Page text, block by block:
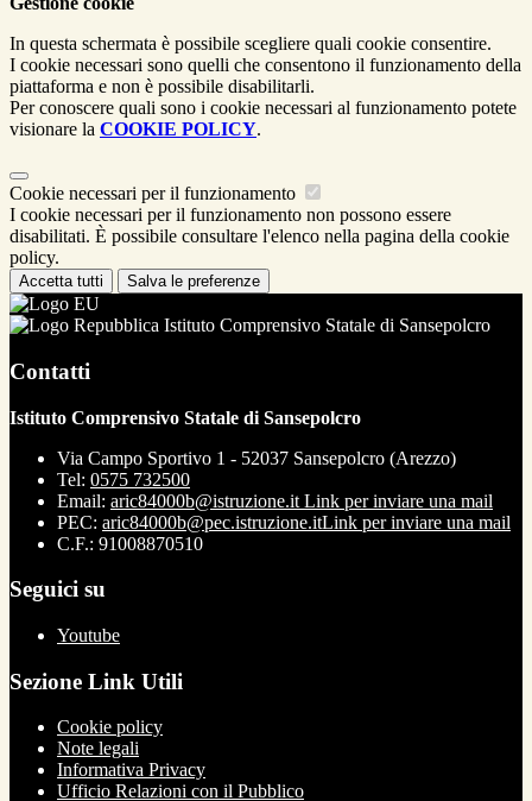
In questa schermata è possibile scegliere quali cookie consentire.
I cookie necessari sono quelli che consentono il funzionamento della
piattaforma e non è possibile disabilitarli.
Per conoscere quali sono i cookie necessari al funzionamento potete
visionare la COOKIE POLICY.
Cookie necessari per il funzionamento
I cookie necessari per il funzionamento non possono essere
disabilitati. È possibile consultare l'elenco nella pagina della cookie
policy.
Accetta tutti Salva le preferenze
Istituto Comprensivo Statale di Sansepolcro
Contatti
Istituto Comprensivo Statale di Sansepolcro
Via Campo Sportivo 1 - 52037 Sansepolcro (Arezzo)
Tel: 0575 732500
Email: aric84000b@istruzione.it Link per inviare una mail
PEC: aric84000b@pec.istruzione.itLink per inviare una mail
C.F.: 91008870510
Seguici su
Youtube
Sezione Link Utili
Cookie policy
Note legali
Informativa Privacy
Ufficio Relazioni con il Pubblico